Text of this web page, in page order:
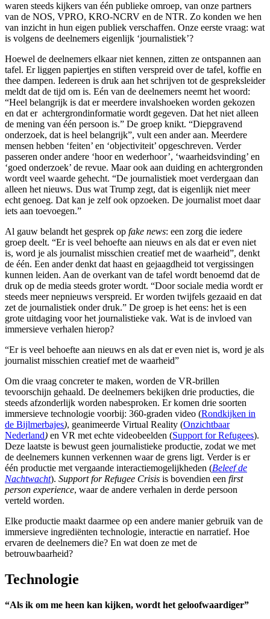
waren steeds kijkers van één publieke omroep, van onze partners
van de NOS, VPRO, KRO-NCRV en de NTR. Zo konden we hen
van inzicht in hun eigen publiek verschaffen. Onze eerste vraag: wat
is volgens de deelnemers eigenlijk ‘journalistiek’?
Hoewel de deelnemers elkaar niet kennen, zitten ze ontspannen aan
tafel. Er liggen papiertjes en stiften verspreid over de tafel, koffie en
thee dampen. Iedereen is druk aan het schrijven tot de gespreksleider
meldt dat de tijd om is. Eén van de deelnemers neemt het woord:
“Heel belangrijk is dat er meerdere invalshoeken worden gekozen
en dat er achtergrondinformatie wordt gegeven. Dat het niet alleen
de mening van één persoon is.” De groep knikt. “Diepgravend
onderzoek, dat is heel belangrijk”, vult een ander aan. Meerdere
mensen hebben ‘feiten’ en ‘objectiviteit’ opgeschreven. Verder
passeren onder andere ‘hoor en wederhoor’, ‘waarheidsvinding’ en
‘goed onderzoek’ de revue. Maar ook aan duiding en achtergronden
wordt veel waarde gehecht. “De journalistiek moet verdergaan dan
alleen het nieuws. Dus wat Trump zegt, dat is eigenlijk niet meer
echt genoeg. Dat kan je zelf ook opzoeken. De journalist moet daar
iets aan toevoegen.”
Al gauw belandt het gesprek op fake news: een zorg die iedere
groep deelt. “Er is veel behoefte aan nieuws en als dat er even niet
is, word je als journalist misschien creatief met de waarheid”, denkt
de één. Een ander denkt dat haast en gejaagdheid tot vergissingen
kunnen leiden. Aan de overkant van de tafel wordt benoemd dat de
druk op de media steeds groter wordt. “Door sociale media wordt er
steeds meer nepnieuws verspreid. Er worden twijfels gezaaid en dat
zet de journalistiek onder druk.” De groep is het eens: het is een
grote uitdaging voor het journalistieke vak. Wat is de invloed van
immersieve verhalen hierop?
“Er is veel behoefte aan nieuws en als dat er even niet is, word je als
journalist misschien creatief met de waarheid”
Om die vraag concreter te maken, worden de VR-brillen
tevoorschijn gehaald. De deelnemers bekijken drie producties, die
steeds afzonderlijk worden nabesproken. Er komen drie soorten
immersieve technologie voorbij: 360-graden video (Rondkijken in
de Bijlmerbajes), geanimeerde Virtual Reality (Onzichtbaar
Nederland) en VR met echte videobeelden (Support for Refugees).
Deze laatste is bewust geen journalistieke productie, zodat we met
de deelnemers kunnen verkennen waar de grens ligt. Verder is er
één productie met vergaande interactiemogelijkheden (Beleef de
Nachtwacht). Support for Refugee Crisis is bovendien een first
person experience, waar de andere verhalen in derde persoon
verteld worden.
Elke productie maakt daarmee op een andere manier gebruik van de
immersieve ingrediënten technologie, interactie en narratief. Hoe
ervaren de deelnemers die? En wat doen ze met de
betrouwbaarheid?
Technologie
“Als ik om me heen kan kijken, wordt het geloofwaardiger”